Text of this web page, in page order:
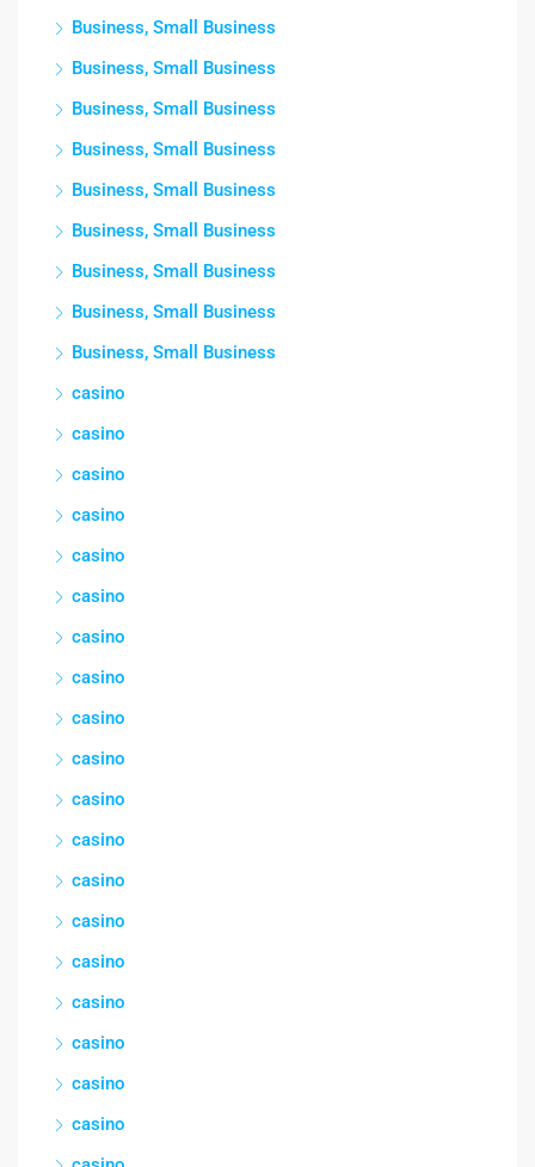
Business, Small Business
Business, Small Business
Business, Small Business
Business, Small Business
Business, Small Business
Business, Small Business
Business, Small Business
Business, Small Business
Business, Small Business
casino
casino
casino
casino
casino
casino
casino
casino
casino
casino
casino
casino
casino
casino
casino
casino
casino
casino
casino